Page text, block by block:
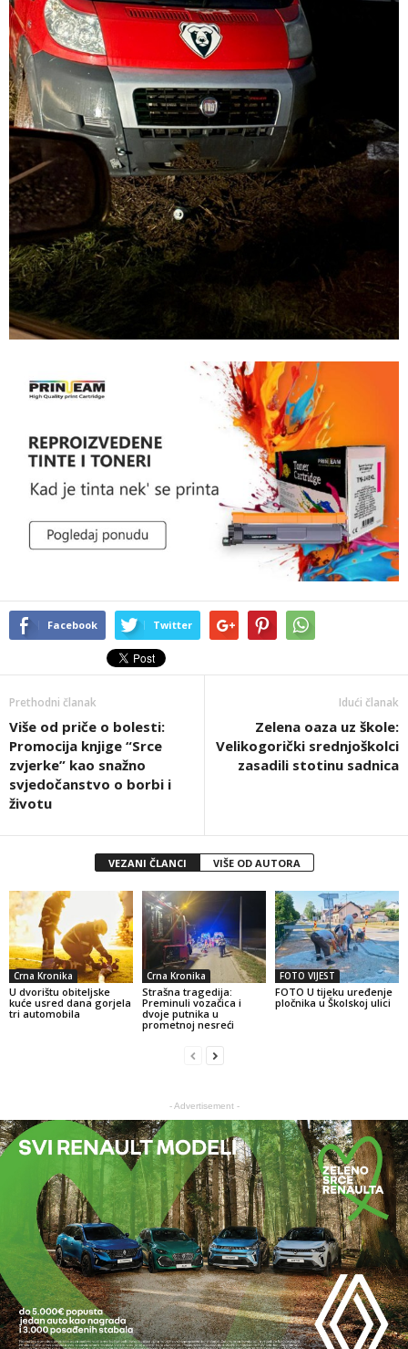
Facebook Twitter
Prethodni članak
Više od priče o bolesti:
Promocija knjige “Srce
zvjerke” kao snažno
svjedočanstvo o borbi i
životu
Idući članak
Zelena oaza uz škole:
Velikogorički srednjoškolci
zasadili stotinu sadnica
VEZANI ČLANCI VIŠE OD AUTORA
Crna Kronika
U dvorištu obiteljske
kuće usred dana gorjela
tri automobila
Crna Kronika
Strašna tragedija:
Preminuli vozačica i
dvoje putnika u
prometnoj nesreći
FOTO VIJEST
FOTO U tijeku uređenje
pločnika u Školskoj ulici
- Advertisement -